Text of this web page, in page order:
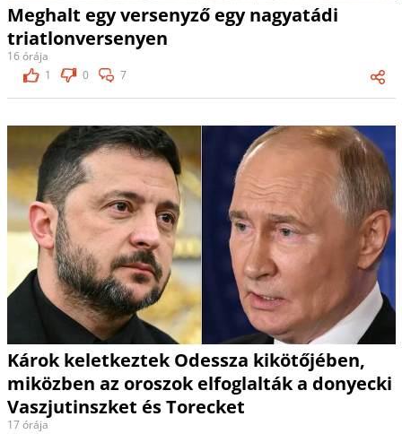
Meghalt egy versenyző egy nagyatádi
triatlonversenyen
16 órája
1
0 7
Károk keletkeztek Odessza kikötőjében,
miközben az oroszok elfoglalták a donyecki
Vaszjutinszket és Torecket
17 órája